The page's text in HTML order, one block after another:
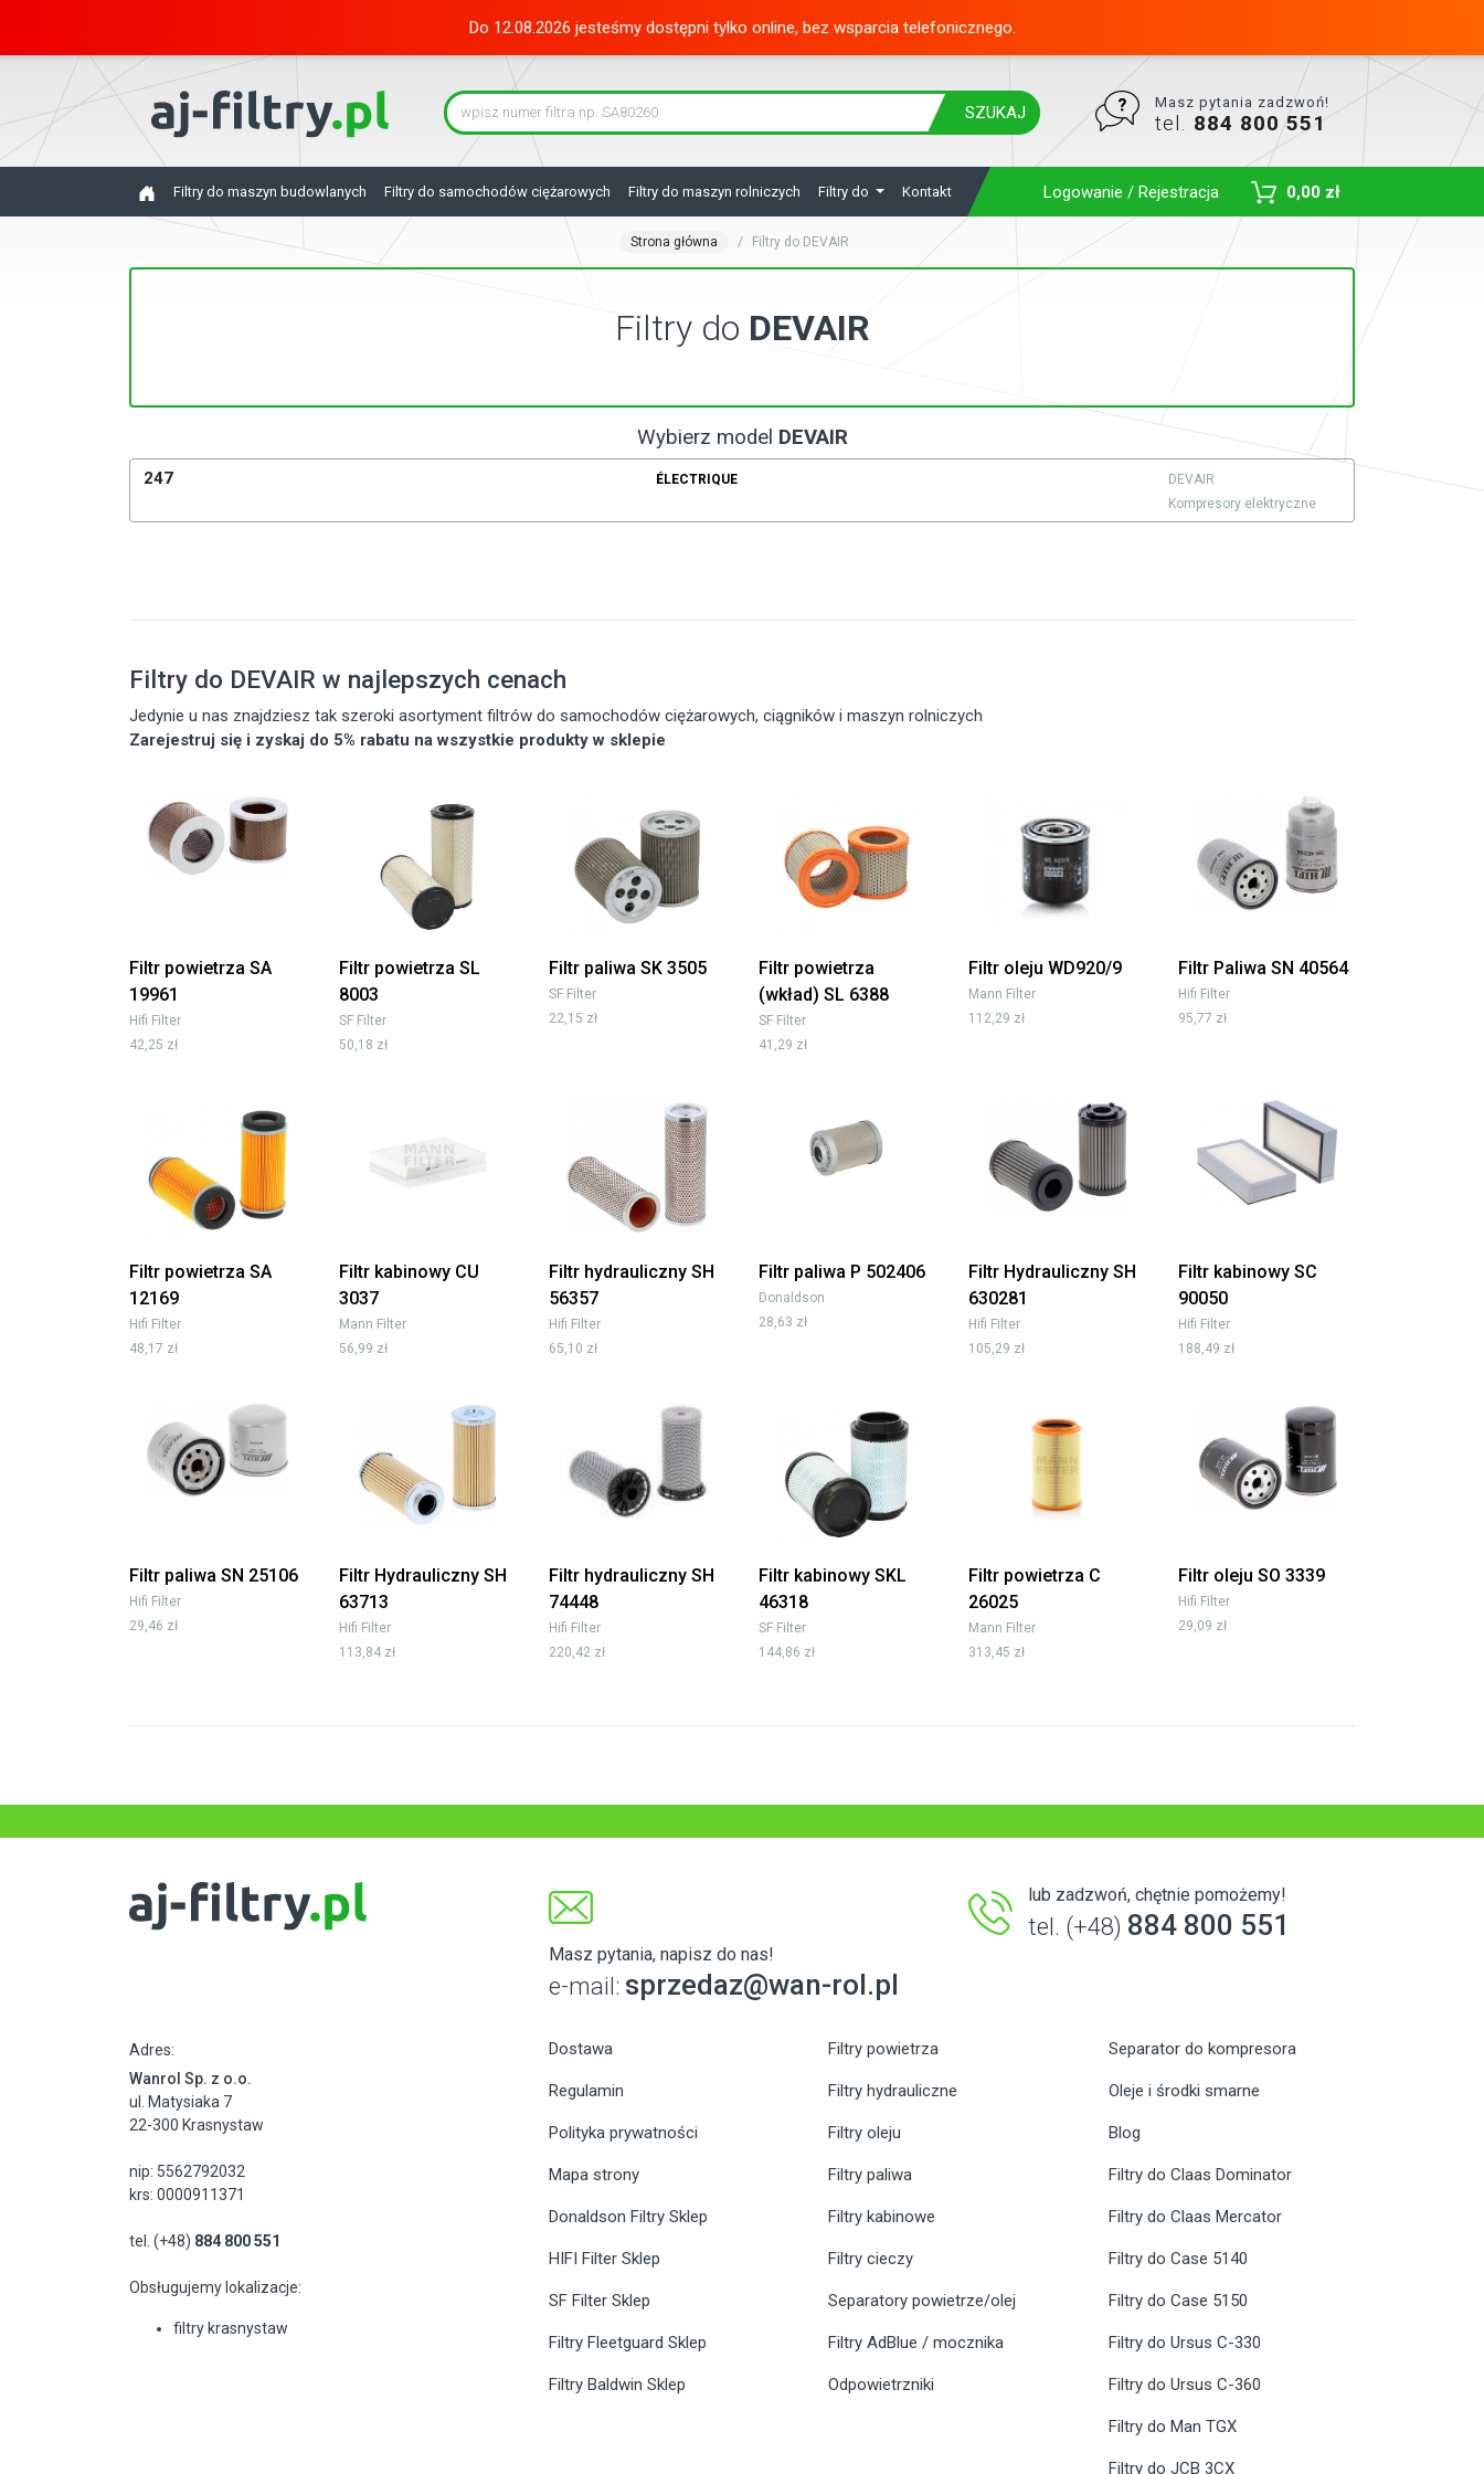
Do 12.08.2026 jesteśmy dostępni tylko online, bez wsparcia telefonicznego.
SZUKAJ
Masz pytania zadzwoń!
tel. 884 800 551
Filtry do maszyn budowlanych Filtry do samochodów ciężarowych Filtry do maszyn rolniczych Filtry do Kontakt Logowanie / Rejestracja 0,00 zł
Strona główna Filtry do DEVAIR
Filtry do DEVAIR
Wybierz model DEVAIR
247 ÉLECTRIQUE
DEVAIR
Kompresory elektryczne
Filtry do DEVAIR w najlepszych cenach
Jedynie u nas znajdziesz tak szeroki asortyment filtrów do samochodów ciężarowych, ciągników i maszyn rolniczych
Zarejestruj się i zyskaj do 5% rabatu na wszystkie produkty w sklepie
Filtr powietrza SA
19961
Hifi Filter
42,25 zł
Filtr powietrza SL
8003
SF Filter
50,18 zł
Filtr paliwa SK 3505
SF Filter
22,15 zł
Filtr powietrza
(wkład) SL 6388
SF Filter
41,29 zł
Filtr oleju WD920/9
Mann Filter
112,29 zł
Filtr Paliwa SN 40564
Hifi Filter
95,77 zł
Filtr powietrza SA
12169
Hifi Filter
48,17 zł
Filtr kabinowy CU
3037
Mann Filter
56,99 zł
Filtr hydrauliczny SH
56357
Hifi Filter
65,10 zł
Filtr paliwa P 502406
Donaldson
28,63 zł
Filtr Hydrauliczny SH
630281
Hifi Filter
105,29 zł
Filtr kabinowy SC
90050
Hifi Filter
188,49 zł
Filtr paliwa SN 25106
Hifi Filter
29,46 zł
Filtr Hydrauliczny SH
63713
Hifi Filter
113,84 zł
Filtr hydrauliczny SH
74448
Hifi Filter
220,42 zł
Filtr kabinowy SKL
46318
SF Filter
144,86 zł
Filtr powietrza C
26025
Mann Filter
313,45 zł
Filtr oleju SO 3339
Hifi Filter
29,09 zł
Masz pytania, napisz do nas!
e-mail: sprzedaz@wan-rol.pl
lub zadzwoń, chętnie pomożemy!
tel. (+48) 884 800 551
Adres:
Wanrol Sp. z o.o.
ul. Matysiaka 7
22-300 Krasnystaw
nip: 5562792032
krs: 0000911371
tel. (+48) 884 800 551
Obsługujemy lokalizacje:
filtry krasnystaw
Dostawa
Regulamin
Polityka prywatności
Mapa strony
Donaldson Filtry Sklep
HIFI Filter Sklep
SF Filter Sklep
Filtry Fleetguard Sklep
Filtry Baldwin Sklep
Filtry powietrza
Filtry hydrauliczne
Filtry oleju
Filtry paliwa
Filtry kabinowe
Filtry cieczy
Separatory powietrze/olej
Filtry AdBlue / mocznika
Odpowietrzniki
Separator do kompresora
Oleje i środki smarne
Blog
Filtry do Claas Dominator
Filtry do Claas Mercator
Filtry do Case 5140
Filtry do Case 5150
Filtry do Ursus C-330
Filtry do Ursus C-360
Filtry do Man TGX
Filtry do JCB 3CX